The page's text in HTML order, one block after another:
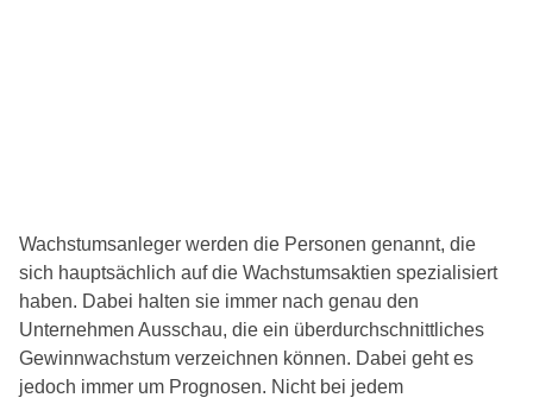
Wachstumsanleger werden die Personen genannt, die
sich hauptsächlich auf die Wachstumsaktien spezialisiert
haben. Dabei halten sie immer nach genau den
Unternehmen Ausschau, die ein überdurchschnittliches
Gewinnwachstum verzeichnen können. Dabei geht es
jedoch immer um Prognosen. Nicht bei jedem